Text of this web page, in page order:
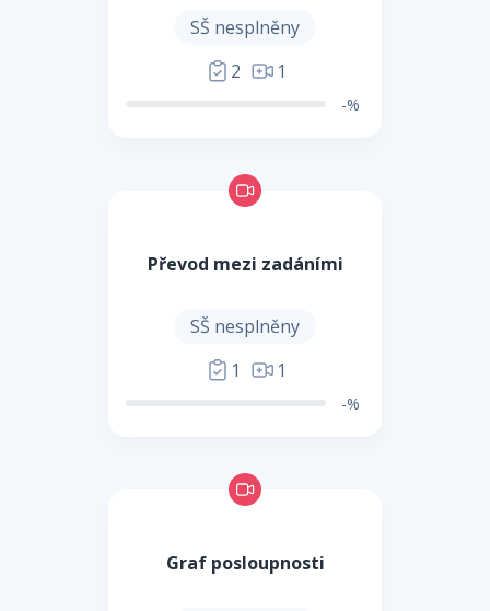
SŠ nesplněny
2
1
-%
Převod mezi zadáními
SŠ nesplněny
1
1
-%
Graf posloupnosti